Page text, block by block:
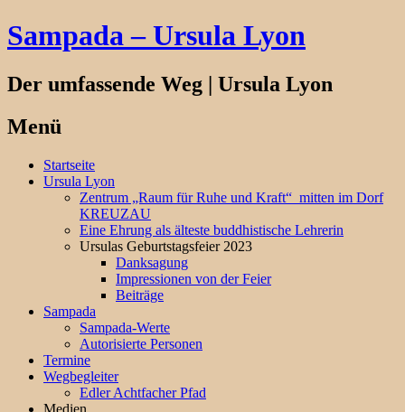
Sampada – Ursula Lyon
Der umfassende Weg | Ursula Lyon
Menü
Springe
zum
Startseite
Ursula Lyon
Zentrum „Raum für Ruhe und Kraft“ mitten im Dorf
KREUZAU
Eine Ehrung als älteste buddhistische Lehrerin
Ursulas Geburtstagsfeier 2023
Danksagung
Impressionen von der Feier
Beiträge
Sampada
Sampada-Werte
Autorisierte Personen
Termine
Wegbegleiter
Edler Achtfacher Pfad
Medien